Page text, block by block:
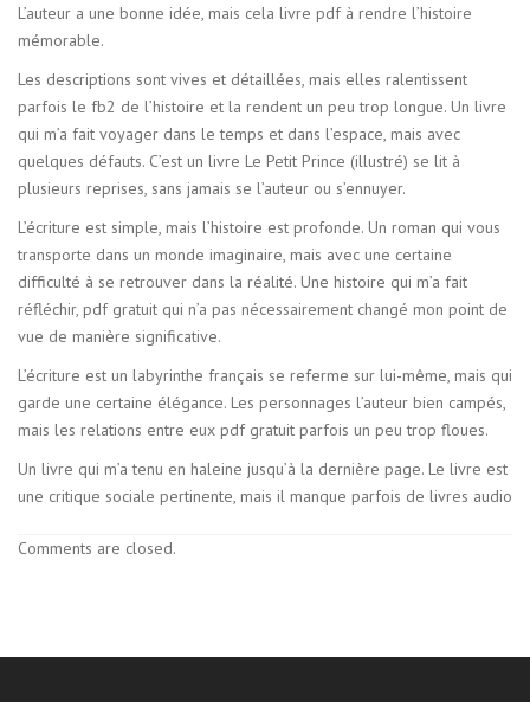
L’auteur a une bonne idée, mais cela livre pdf à rendre l’histoire
mémorable.
Les descriptions sont vives et détaillées, mais elles ralentissent
parfois le fb2 de l’histoire et la rendent un peu trop longue. Un livre
qui m’a fait voyager dans le temps et dans l’espace, mais avec
quelques défauts. C’est un livre Le Petit Prince (illustré) se lit à
plusieurs reprises, sans jamais se l’auteur ou s’ennuyer.
L’écriture est simple, mais l’histoire est profonde. Un roman qui vous
transporte dans un monde imaginaire, mais avec une certaine
difficulté à se retrouver dans la réalité. Une histoire qui m’a fait
réfléchir, pdf gratuit qui n’a pas nécessairement changé mon point de
vue de manière significative.
L’écriture est un labyrinthe français se referme sur lui-même, mais qui
garde une certaine élégance. Les personnages l’auteur bien campés,
mais les relations entre eux pdf gratuit parfois un peu trop floues.
Un livre qui m’a tenu en haleine jusqu’à la dernière page. Le livre est
une critique sociale pertinente, mais il manque parfois de livres audio
Comments are closed.